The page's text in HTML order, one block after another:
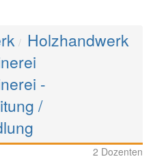
Holzhandwerk
-
/
2 Dozenten